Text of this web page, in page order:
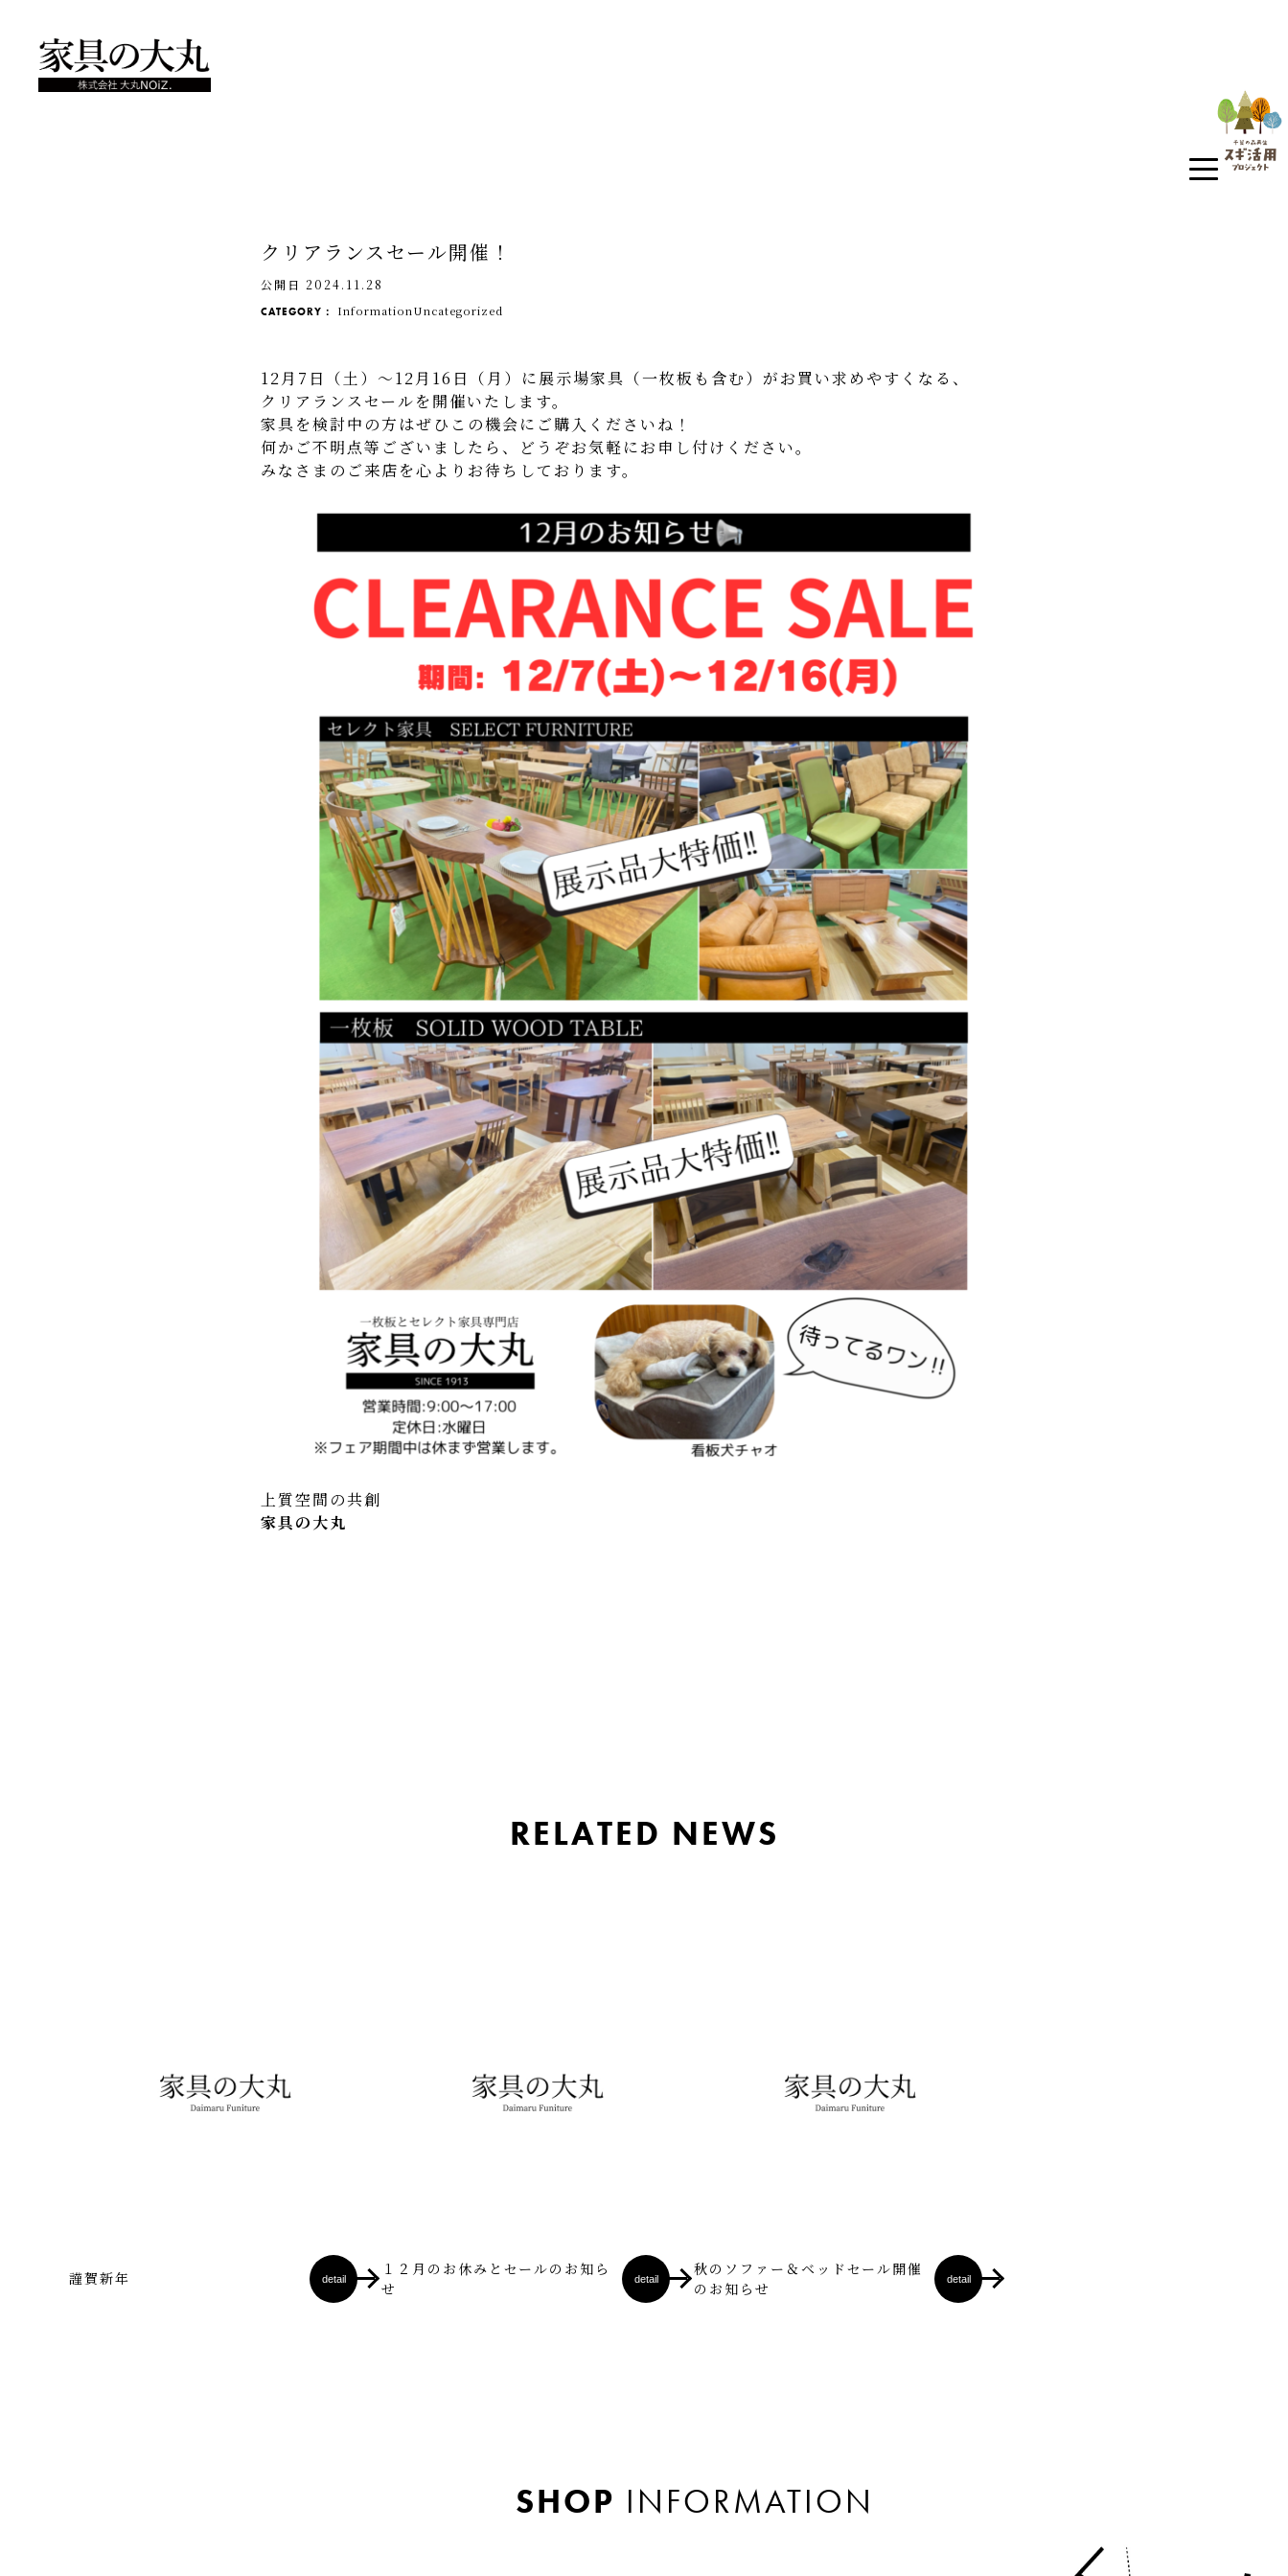
クリアランスセール開催！
公開日 2024.11.28
CATEGORY： InformationUncategorized
12月7日（土）～12月16日（月）に展示場家具（一枚板も含む）がお買い求めやすくなる、
クリアランスセールを開催いたします。
家具を検討中の方はぜひこの機会にご購入くださいね！
何かご不明点等ございましたら、どうぞお気軽にお申し付けください。
みなさまのご来店を心よりお待ちしております。
上質空間の共創
家具の大丸
RELATED NEWS
謹賀新年 detail
１２月のお休みとセールのお知ら
せ
detail
秋のソファー＆ベッドセール開催
のお知らせ
detail
SHOP INFORMATION